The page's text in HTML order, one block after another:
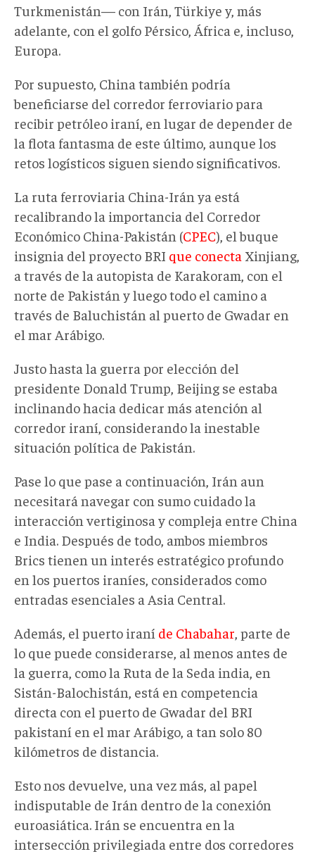
Turkmenistán— con Irán, Türkiye y, más
adelante, con el golfo Pérsico, África e, incluso,
Europa.
Por supuesto, China también podría
beneficiarse del corredor ferroviario para
recibir petróleo iraní, en lugar de depender de
la flota fantasma de este último, aunque los
retos logísticos siguen siendo significativos.
La ruta ferroviaria China-Irán ya está
recalibrando la importancia del Corredor
Económico China-Pakistán (CPEC), el buque
insignia del proyecto BRI que conecta Xinjiang,
a través de la autopista de Karakoram, con el
norte de Pakistán y luego todo el camino a
través de Baluchistán al puerto de Gwadar en
el mar Arábigo.
Justo hasta la guerra por elección del
presidente Donald Trump, Beijing se estaba
inclinando hacia dedicar más atención al
corredor iraní, considerando la inestable
situación política de Pakistán.
Pase lo que pase a continuación, Irán aun
necesitará navegar con sumo cuidado la
interacción vertiginosa y compleja entre China
e India. Después de todo, ambos miembros
Brics tienen un interés estratégico profundo
en los puertos iraníes, considerados como
entradas esenciales a Asia Central.
Además, el puerto iraní de Chabahar, parte de
lo que puede considerarse, al menos antes de
la guerra, como la Ruta de la Seda india, en
Sistán-Balochistán, está en competencia
directa con el puerto de Gwadar del BRI
pakistaní en el mar Arábigo, a tan solo 80
kilómetros de distancia.
Esto nos devuelve, una vez más, al papel
indisputable de Irán dentro de la conexión
euroasiática. Irán se encuentra en la
intersección privilegiada entre dos corredores